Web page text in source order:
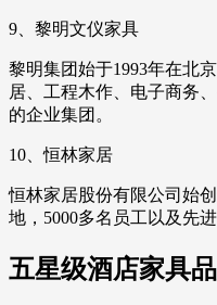
9、黎明文仪家具
黎明集团始于1993年在北
居、工程木作、电子商务
的企业集团。
10、恒林家居
恒林家居股份有限公司始
地，5000多名员工以及先
五星级酒店家具